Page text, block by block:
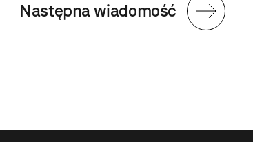
Następna wiadomość